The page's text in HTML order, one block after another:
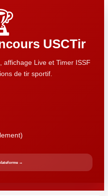
USCTir
affichage Live et Timer ISSF
de tir sportif.
→